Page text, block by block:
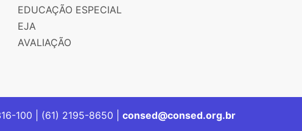
EDUCAÇÃO ESPECIAL
EJA
AVALIAÇÃO
100 | (61) 2195-8650 | consed@consed.org.br